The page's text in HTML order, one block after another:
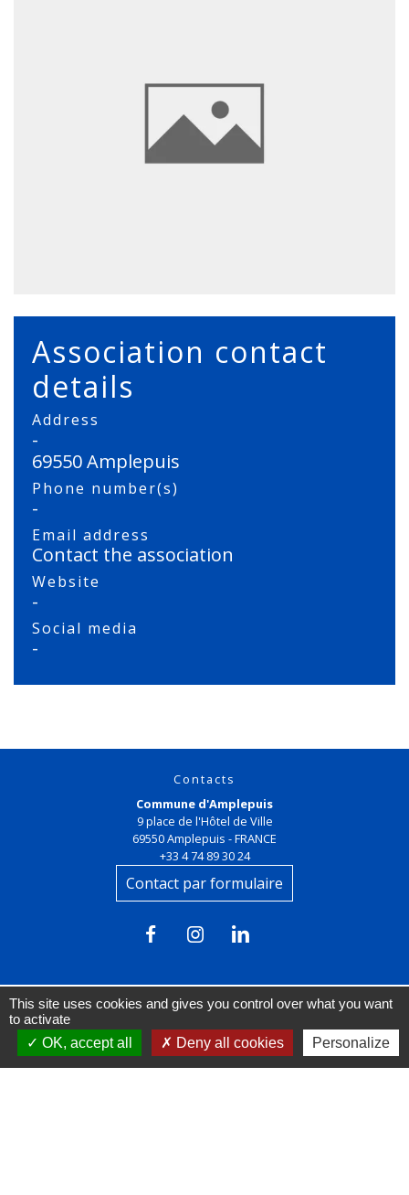
Association contact
details
Address
-
69550 Amplepuis
Phone number(s)
-
Email address
Contact the association
Website
-
Social media
-
Contacts
Commune d'Amplepuis
9 place de l'Hôtel de Ville
69550 Amplepuis - FRANCE
+33 4 74 89 30 24
Contact par formulaire
Liens
This site uses cookies and gives you control over what you want
to activate
OK, accept all
Deny all cookies Personalize